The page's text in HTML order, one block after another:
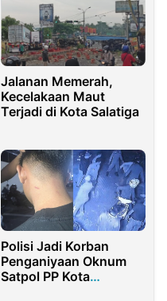
Jalanan Memerah,
Kecelakaan Maut
Terjadi di Kota Salatiga
Polisi Jadi Korban
Penganiyaan Oknum
Satpol PP Kota